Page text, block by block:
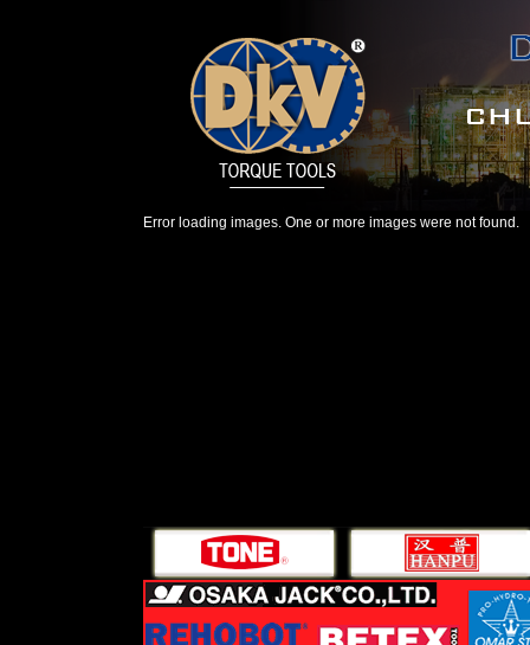
Error loading images. One or more images were not found.